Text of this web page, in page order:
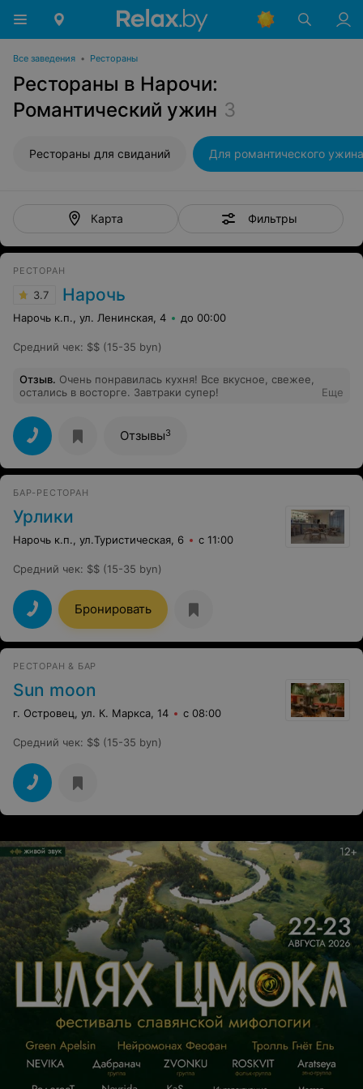
Все заведения • Рестораны
Рестораны в Нарочи:
Романтический ужин 3
Рестораны для свиданий Для романтического ужина
Карта Фильтры
РЕСТОРАН
3.7 Нарочь
Нарочь к.п., ул. Ленинская, 4 до 00:00
Средний чек: $$ (15-35 byn)
Отзыв. Очень понравилась кухня! Все вкусное, свежее,
остались в восторге. Завтраки супер!
Еще
Отзывы3
БАР-РЕСТОРАН
Урлики
Нарочь к.п., ул.Туристическая, 6 с 11:00
Средний чек: $$ (15-35 byn)
Бронировать
РЕСТОРАН & БАР
Sun moon
г. Островец, ул. К. Маркса, 14 с 08:00
Средний чек: $$ (15-35 byn)